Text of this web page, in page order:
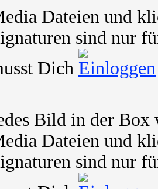
Dateien und
sind nur
Dich
Bild in der
Dateien und
sind nur